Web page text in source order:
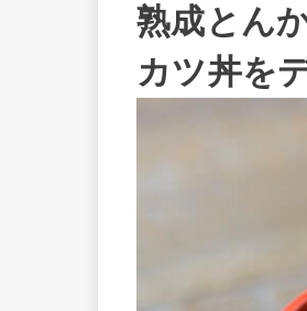
熟成とん
カツ丼を